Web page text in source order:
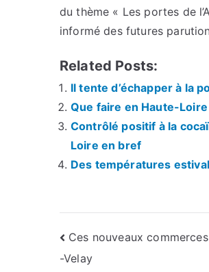
du thème « Les portes de
informé des futures
Related Posts:
Il tente d’échapper à la
Que faire en Haute-
Contrôlé positif à la
Loire en bref
Des températures
Navigation
Ces nouveaux
-Velay